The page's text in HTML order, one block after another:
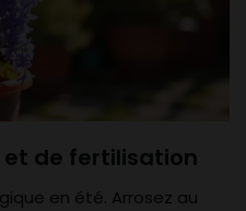
et de fertilisation
en été. Arrosez au